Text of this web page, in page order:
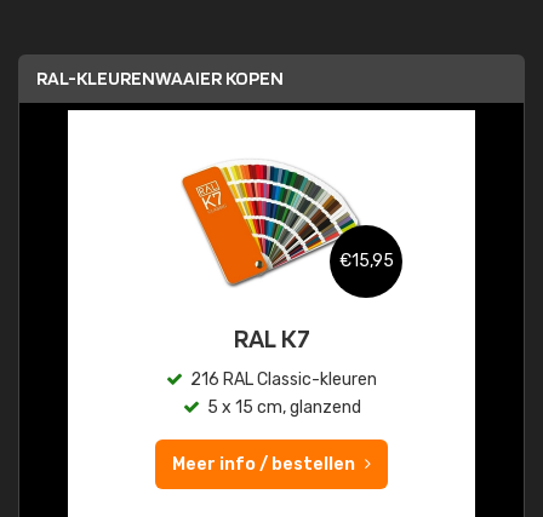
RAL-KLEURENWAAIER KOPEN
€15,95
RAL K7
216 RAL Classic-kleuren
5 x 15 cm, glanzend
Meer info / bestellen